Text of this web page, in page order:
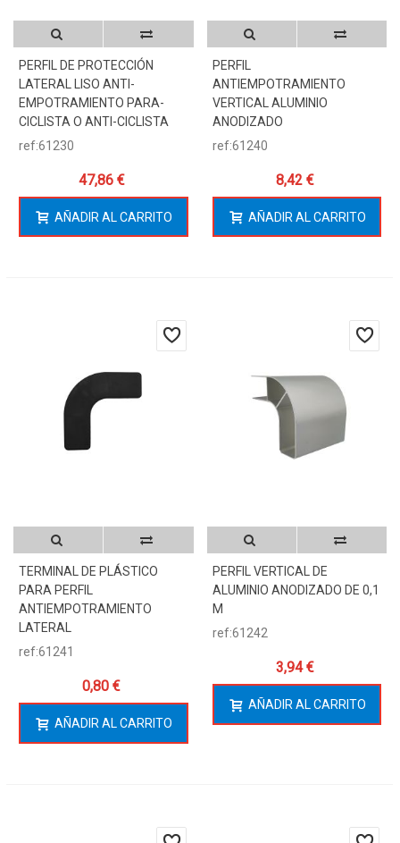
PERFIL DE PROTECCIÓN
LATERAL LISO ANTI-
EMPOTRAMIENTO PARA-
CICLISTA O ANTI-CICLISTA
ref:61230
47,86 €
AÑADIR AL CARRITO
PERFIL
ANTIEMPOTRAMIENTO
VERTICAL ALUMINIO
ANODIZADO
ref:61240
8,42 €
AÑADIR AL CARRITO
TERMINAL DE PLÁSTICO
PARA PERFIL
ANTIEMPOTRAMIENTO
LATERAL
ref:61241
0,80 €
AÑADIR AL CARRITO
PERFIL VERTICAL DE
ALUMINIO ANODIZADO DE 0,1
M
ref:61242
3,94 €
AÑADIR AL CARRITO